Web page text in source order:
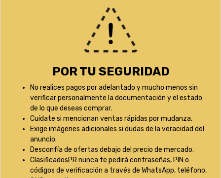
POR TU SEGURIDAD
No realices pagos por adelantado y mucho menos sin
verificar personalmente la documentación y el estado
de lo que deseas comprar.
Cuídate si mencionan ventas rápidas por mudanza.
Exige imágenes adicionales si dudas de la veracidad del
anuncio.
Desconfía de ofertas debajo del precio de mercado.
ClasificadosPR nunca te pedirá contraseñas, PIN o
códigos de verificación a través de WhatsApp, teléfono,